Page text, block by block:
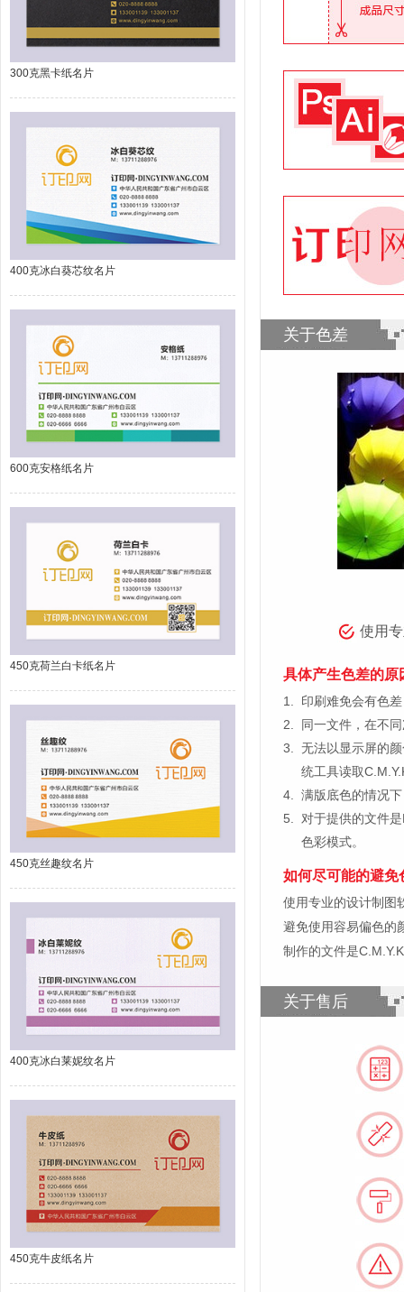
300克黑卡纸名片
400克冰白葵芯纹名片
600克安格纸名片
450克荷兰白卡纸名片
450克丝趣纹名片
400克冰白莱妮纹名片
450克牛皮纸名片
关于色差
使用
具体产生色差的原
1.
印刷难免会有色
2.
同一文件，在不
3.
无法以显示屏的
统工具读取
4.
满版底色的情况
5.
对于提供的文件
色彩模式。
如何尽可能的避免
使用专业的设计制图
避免使用容易偏色的
制作的文件是
关于售后